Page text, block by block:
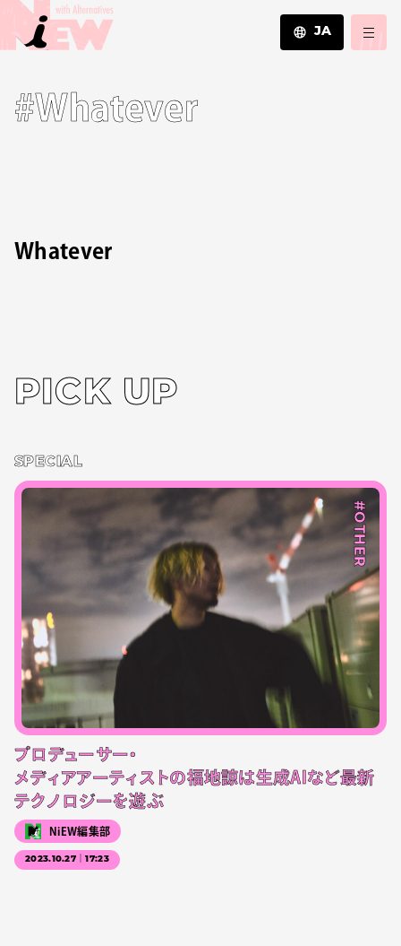
JA
#Whatever
Whatever
PICK UP
SPECIAL
#OTHER
プロデューサー・
メディアアーティストの福地諒は生成AIなど最新
テクノロジーを遊ぶ
NiEW編集部
2023.10.27｜17:23